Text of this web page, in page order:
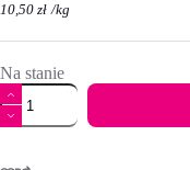
10,50 zł /kg
Na stanie
ilość
Barilla
Makaron
Rigate